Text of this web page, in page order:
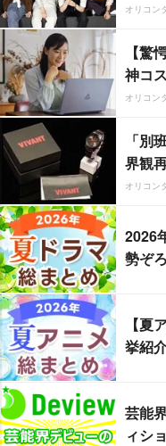
オリコン
【驚
神コ
オリコン
「別
界観
オリコン
2026
勢ぞ
【夏
挙紹
芸能
ィシ